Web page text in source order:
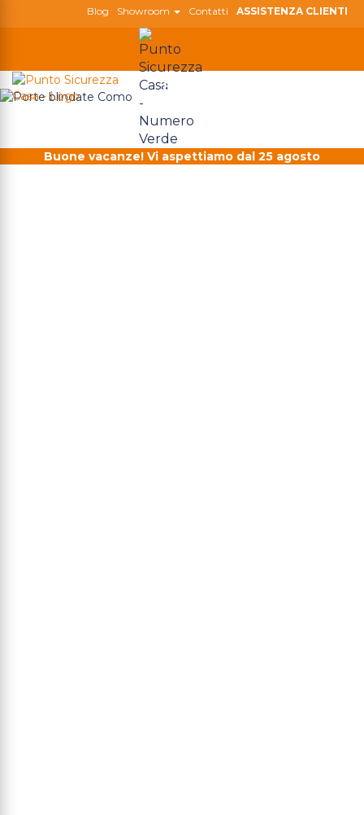
Blog Showroom Contatti ASSISTENZA CLIENTI
800 180 808
Buone vacanze! Vi aspettiamo dal 25 agosto